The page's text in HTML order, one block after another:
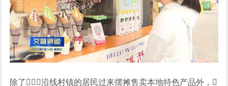
除了沿线村镇的居民过来摆摊售卖本地特色产品外，